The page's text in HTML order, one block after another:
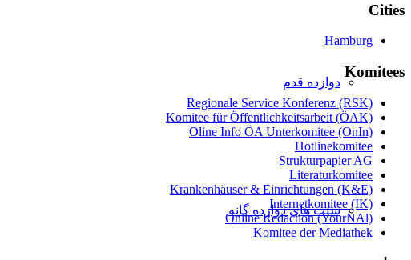
دوازده قدم
سنت های دوازده گانه
Cities
Hamburg
Komitees
Regionale Service Konferenz (RSK)
Komitee für Öffentlichkeitsarbeit (ÖAK)
Oline Info ÖA Unterkomitee (OnIn)
Hotlinekomitee
Strukturpapier AG
Literaturkomitee
Krankenhäuser & Einrichtungen (K&E)
Internetkomitee (IK)
Online Redaction (YourNAl)
Komitee der Mediathek